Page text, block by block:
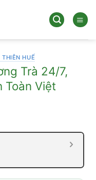
HUẾ
Trà 24/7,
Toàn Việt